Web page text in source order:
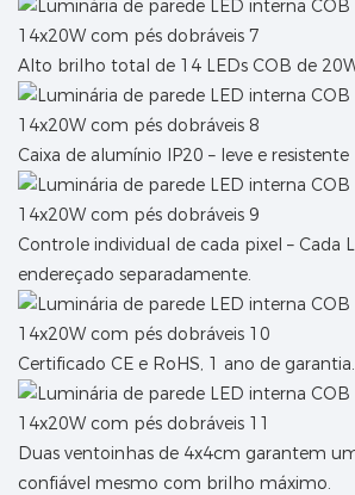
Alto brilho total de 14 LEDs COB de
Caixa de alumínio IP20 – leve e resistente
Controle individual de cada pixel – Cada
endereçado separadamente.
Certificado CE e RoHS, 1 ano de garantia.
Duas ventoinhas de 4x4cm garantem
confiável mesmo com brilho máximo.